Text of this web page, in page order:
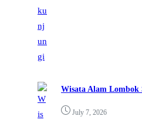
Wisata Alam Lombok
July 7, 2026